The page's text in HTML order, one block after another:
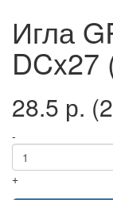
Игла
28.5 р.
-
+